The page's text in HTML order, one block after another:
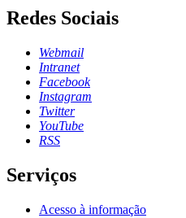
Redes Sociais
Webmail
Intranet
Facebook
Instagram
Twitter
YouTube
RSS
Serviços
Acesso à informação